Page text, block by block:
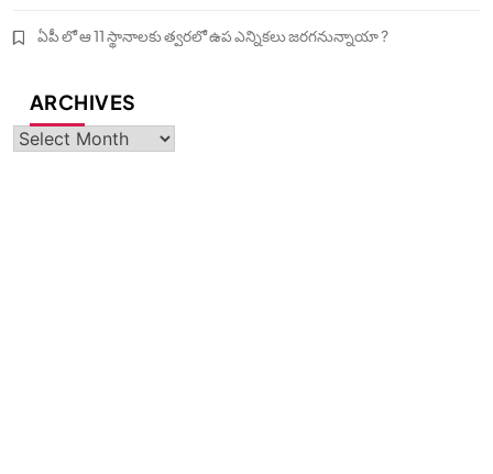
ఏపీ లో ఆ 11 స్థానాలకు త్వరలో ఉప ఎన్నికలు జరగనున్నాయా ?
ARCHIVES
Archives